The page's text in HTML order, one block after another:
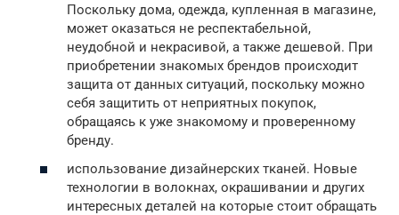
Поскольку дома, одежда, купленная в магазине,
может оказаться не респектабельной,
неудобной и некрасивой, а также дешевой. При
приобретении знакомых брендов происходит
защита от данных ситуаций, поскольку можно
себя защитить от неприятных покупок,
обращаясь к уже знакомому и проверенному
бренду.
использование дизайнерских тканей. Новые
технологии в волокнах, окрашивании и других
интересных деталей на которые стоит обращать